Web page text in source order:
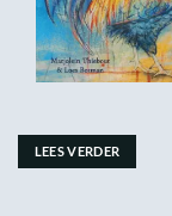
LEES VERDER